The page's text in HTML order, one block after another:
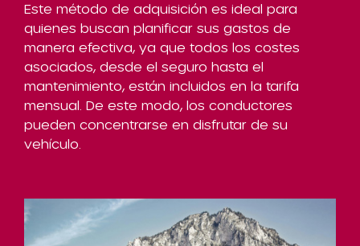
Este método de adquisición es ideal para
quienes buscan planificar sus gastos de
manera efectiva, ya que todos los costes
asociados, desde el seguro hasta el
mantenimiento, están incluidos en la tarifa
mensual. De este modo, los conductores
pueden concentrarse en disfrutar de su
vehículo.